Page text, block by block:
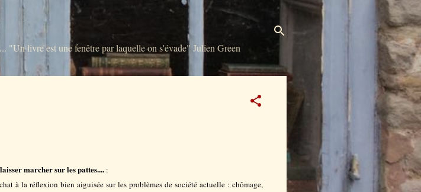
au contenu principal
livre est une fenêtre par laquelle on s'évade" Julien Green
marcher sur les pattes.... :
à la réflexion bien aiguisée sur les problèmes de société actuelle : chômage,